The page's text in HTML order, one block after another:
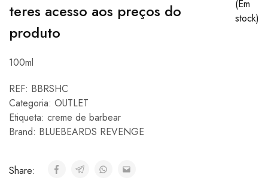
teres acesso aos preços do
produto
(Em
stock)
100ml
REF: BBRSHC
Categoria: OUTLET
Etiqueta: creme de barbear
Brand: BLUEBEARDS REVENGE
Share: